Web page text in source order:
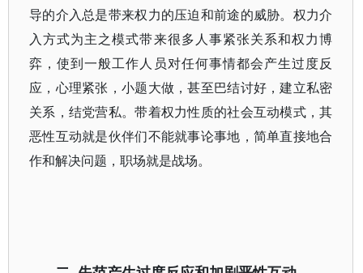
导的介入总是带来权力的压迫和前途的威胁。权力介
入方式为主之模式带来很多人事紧张关系和权力博
弈，使到一般工作人员对任何事情都会产生过度反
应，心理紧张，小题大做，甚至巴结讨好，建立私密
关系，结党营私。带着权力性质的社会互动模式，其
恶性互动就是伙伴们不能就事论事地，简单直接地合
作和解决问题，职场就是战场。